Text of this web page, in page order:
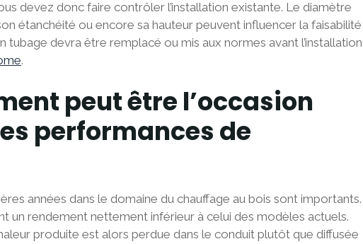
devez donc faire contrôler l’installation existante. Le diamètre
étanchéité ou encore sa hauteur peuvent influencer la faisabilité
tubage devra être remplacé ou mis aux normes avant l’installation
.
peut être l’occasion
performances de
années dans le domaine du chauffage au bois sont importants.
un rendement nettement inférieur à celui des modèles actuels.
produite est alors perdue dans le conduit plutôt que diffusée